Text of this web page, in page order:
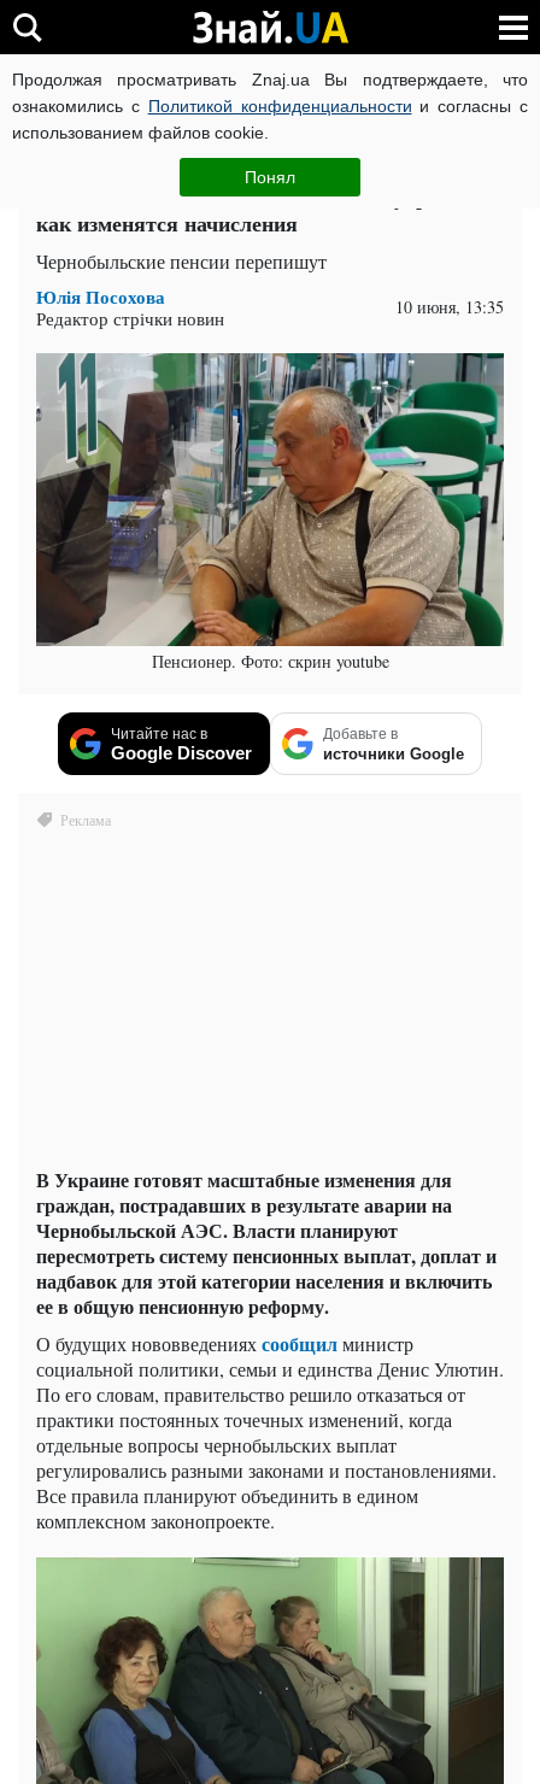
Продолжая просматривать Znaj.ua Вы подтверждаете, что
ознакомились с Политикой конфиденциальности и согласны с
использованием файлов cookie.
Понял
ВОЙНА РОССИИ ПРОТИВ УКРАИНЫ КОРОНАВИРУС В
ЧИТАТИ УКРАЇНСЬКОЮ
Хаос в пенсионных выплатах хотят убрать:
как изменятся начисления
Чернобыльские пенсии перепишут
Юлія Посохова
Редактор стрічки новин 10 июня, 13:35
Пенсионер. Фото: скрин youtube
Читайте нас в
Google Discover
Добавьте в
источники Google
В Украине готовят масштабные изменения для
граждан, пострадавших в результате аварии на
Чернобыльской АЭС. Власти планируют
пересмотреть систему пенсионных выплат, доплат и
надбавок для этой категории населения и включить
ее в общую пенсионную реформу.
О будущих нововведенияхсообщилминистр
социальной политики, семьи и единства Денис Улютин.
По его словам, правительство решило отказаться от
практики постоянных точечных изменений, когда
отдельные вопросы чернобыльских выплат
регулировались разными законами и постановлениями.
Все правила планируют объединить в едином
комплексном законопроекте.